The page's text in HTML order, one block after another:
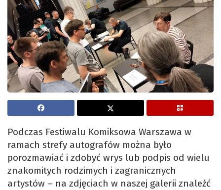
Podczas Festiwalu Komiksowa Warszawa w
ramach strefy autografów można było
porozmawiać i zdobyć wrys lub podpis od wielu
znakomitych rodzimych i zagranicznych
artystów – na zdjęciach w naszej galerii znaleźć